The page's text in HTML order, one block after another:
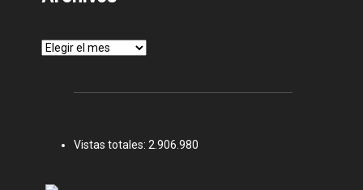
Archivos
Vistas totales: 2.906.980